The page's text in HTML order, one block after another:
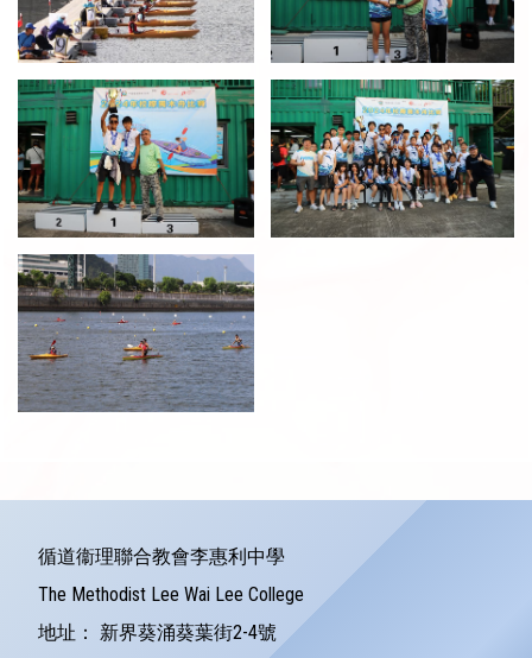
循道衞理聯合教會李惠利中學
The Methodist Lee Wai Lee College
地址：
新界葵涌葵葉街2-4號